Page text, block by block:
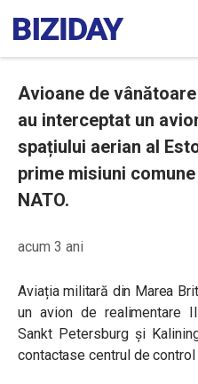
Avioane de
au interceptat un
spațiului aerian al
prime misiuni
NATO.
acum 3 ani
Aviația militară din Marea
un avion de realimentare
Sankt Petersburg și
contactase centrul de